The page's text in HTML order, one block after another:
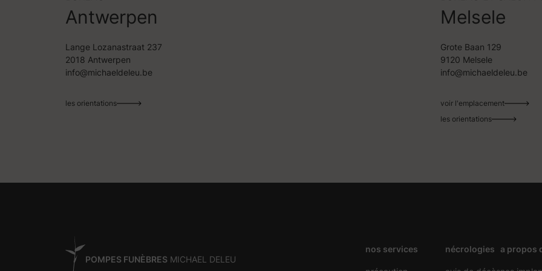
Antwerpen
Lange Lozanastraat 237
2018 Antwerpen
info@michaeldeleu.be
les orientations
Melsele
Grote Baan 129
9120 Melsele
info@michaeldeleu.be
voir l'emplacement
les orientations
POMPES FUNÈBRES MICHAEL DELEU
nos services nécrologies a propos